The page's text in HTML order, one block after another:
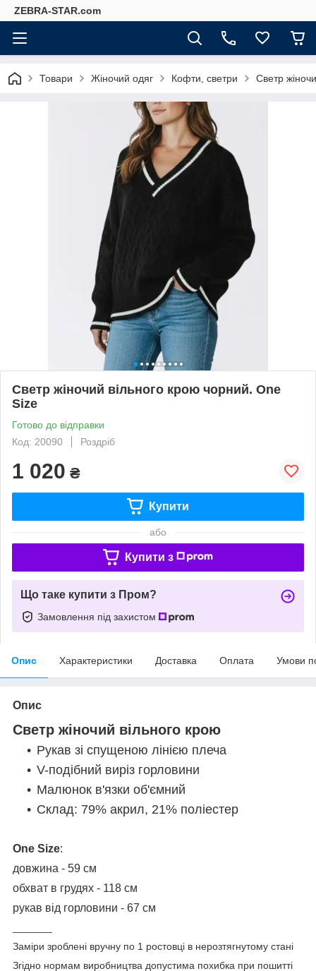
ZEBRA-STAR.com
Товари Жіночий одяг Кофти, светри Светр
Светр жіночий вільного крою чорний. One
Size
Готово до відправки
Код: 20090
Роздріб
1 020 ₴
Купити
або
Купити з
Що таке купити з Пром?
Замовлення під захистом
Опис Характеристики Доставка Оплата Умови
Опис
Светр жіночий вільного крою
Рукав зі спущеною лінією плеча
V-подібний виріз горловини
Малюнок в'язки об'ємний
Склад: 79% акрил, 21% поліестер
One Size:
довжина - 59 см
обхват в грудях - 118 см
рукав від горловини - 67 см
Заміри зроблені вручну по 1 ростовці в нерозтягнутому стані
Згідно нормам виробництва допустима похибка при пошитті